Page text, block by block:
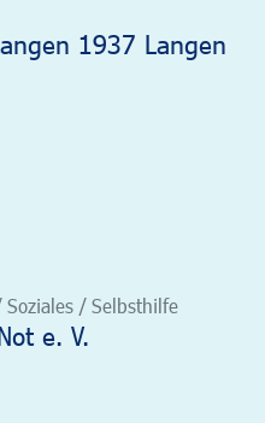
1937 Langen
/ Selbsthilfe
e. V.